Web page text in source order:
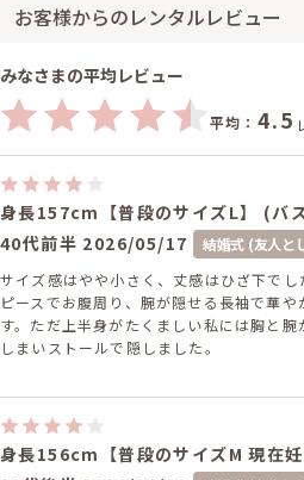
お客様からのレンタルレビュー
みなさまの平均レビュー
平均： 4.5
身長157cm【普段のサイズL】 (バ
40代前半 2026/05/17
結婚式 (友人と
サイズ感はやや小さく、丈感はひざ下で
ピースでお腹周り、腕が隠せる長袖で華
す。ただ上半身がたくましい私には胸と
しまいストールで隠しました。
身長156cm【普段のサイズM 現在